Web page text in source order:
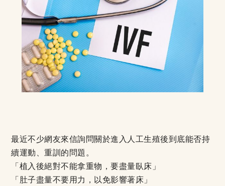
最近不少網友來信詢問關於進入人工生殖後到底能否持
續運動、重訓的問題。
「植入後絕對不能拿重物，要盡量臥床」
「肚子盡量不要用力，以免影響著床」